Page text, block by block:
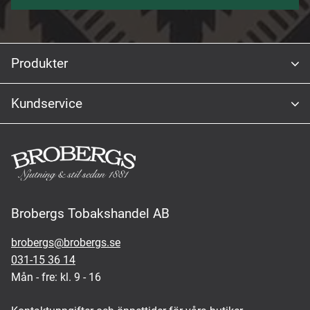
Produkter
Kundservice
Brobergs Tobakshandel AB
brobergs@brobergs.se
031-15 36 14
Mån - fre: kl. 9 - 16